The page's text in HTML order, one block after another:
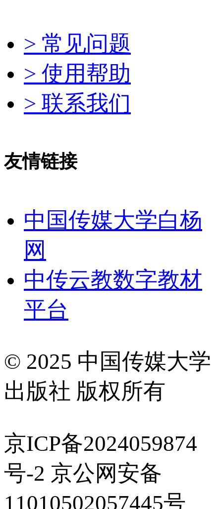
> 常见问题
> 使用帮助
> 联系我们
友情链接
中国传媒大学白杨
网
中传云教数字教材
平台
© 2025 中国传媒大学
出版社 版权所有
京ICP备2024059874
号-2 京公网安备
11010502057445号